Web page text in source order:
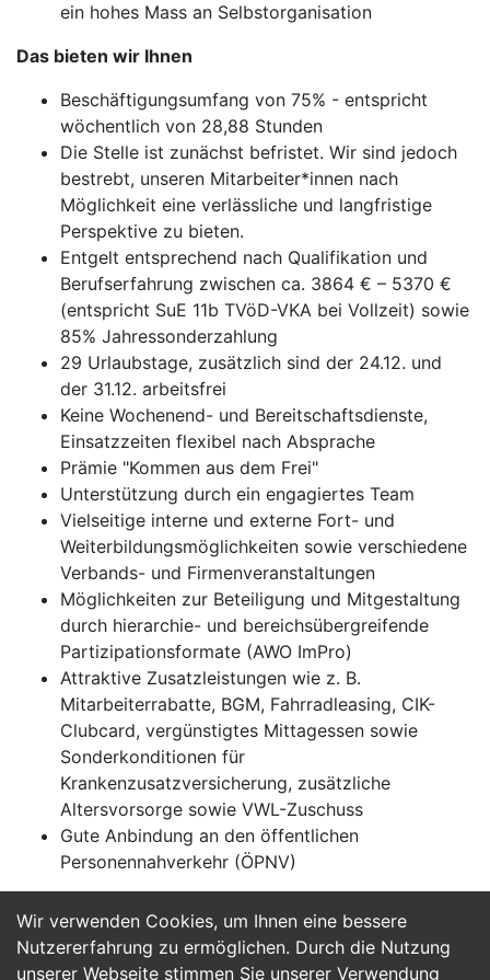
Wir verwenden Cookies, um Ihnen eine bessere
Nutzererfahrung zu ermöglichen. Durch die Nutzung
unserer Webseite stimmen Sie unserer Verwendung
ein hohes Mass an Selbstorganisation
Das bieten wir Ihnen
Beschäftigungsumfang von 75% - entspricht
wöchentlich von 28,88 Stunden
Die Stelle ist zunächst befristet. Wir sind jedoch
bestrebt, unseren Mitarbeiter*innen nach
Möglichkeit eine verlässliche und langfristige
Perspektive zu bieten.
Entgelt entsprechend nach Qualifikation und
Berufserfahrung zwischen ca. 3864 € – 5370 €
(entspricht SuE 11b TVöD-VKA bei Vollzeit) sowie
85% Jahressonderzahlung
29 Urlaubstage, zusätzlich sind der 24.12. und
der 31.12. arbeitsfrei
Keine Wochenend- und Bereitschaftsdienste,
Einsatzzeiten flexibel nach Absprache
Prämie "Kommen aus dem Frei"
Unterstützung durch ein engagiertes Team
Vielseitige interne und externe Fort- und
Weiterbildungsmöglichkeiten sowie verschiedene
Verbands- und Firmenveranstaltungen
Möglichkeiten zur Beteiligung und Mitgestaltung
durch hierarchie- und bereichsübergreifende
Partizipationsformate (AWO ImPro)
Attraktive Zusatzleistungen wie z. B.
Mitarbeiterrabatte, BGM, Fahrradleasing, CIK-
Clubcard, vergünstigtes Mittagessen sowie
Sonderkonditionen für
Krankenzusatzversicherung, zusätzliche
Altersvorsorge sowie VWL-Zuschuss
Gute Anbindung an den öffentlichen
Personennahverkehr (ÖPNV)
Jetzt Bewerben